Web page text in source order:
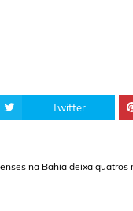
Twitter
na Bahia deixa quatros